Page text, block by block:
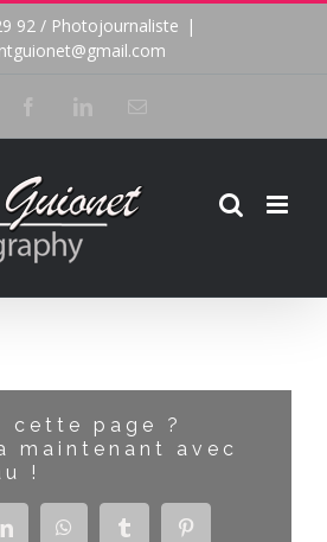
92 / Photojournaliste |
cette page ?
maintenant avec
!
LinkedIn WhatsAppTumblr